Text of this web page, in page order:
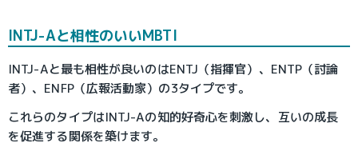
INTJ-Aと相性のいいMBTI
INTJ-Aと最も相性が良いのはENTJ（指揮官）、ENTP（討論
者）、ENFP（広報活動家）の3タイプです。
これらのタイプはINTJ-Aの知的好奇心を刺激し、互いの成長
を促進する関係を築けます。